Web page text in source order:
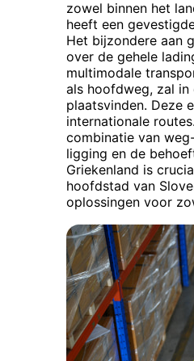
zowel binnen het
heeft een
Het bijzondere aan
over de gehele
multimodale
als hoofdweg, zal in
plaatsvinden. Deze
internationale
combinatie van
ligging en de
Griekenland is
hoofdstad van
oplossingen voor